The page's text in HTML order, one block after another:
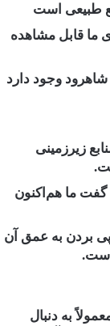
طبیعی است
ما قابل ‌مشاهده
وجود دارد
زیرزمینی
گفت ما هم‌اکنون
بردن به عمق آن
به دنبال